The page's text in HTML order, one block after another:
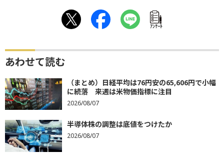
ｱﾝｹｰﾄ
あわせて読む
（まとめ）日経平均は76円安の65,606円で小幅
に続落 来週は米物価指標に注目
2026/08/07
半導体株の調整は底値をつけたか
2026/08/07